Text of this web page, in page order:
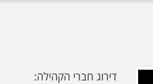
דירוג חברי הקהילה: